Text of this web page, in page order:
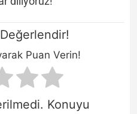
Puan Verin!
Konuyu